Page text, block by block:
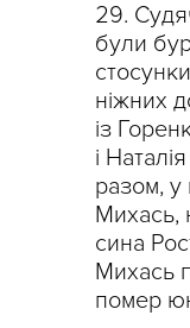
були
ніжних
із
і
разом,
Михась,
сина
Михась
помер